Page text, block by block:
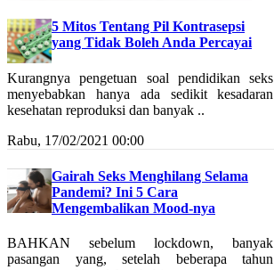
5 Mitos Tentang Pil Kontrasepsi
yang Tidak Boleh Anda Percayai
Kurangnya pengetuan soal pendidikan seks
menyebabkan hanya ada sedikit kesadaran
kesehatan reproduksi dan banyak ..
Rabu, 17/02/2021 00:00
Gairah Seks Menghilang Selama
Pandemi? Ini 5 Cara
Mengembalikan Mood-nya
BAHKAN sebelum lockdown, banyak
pasangan yang, setelah beberapa tahun